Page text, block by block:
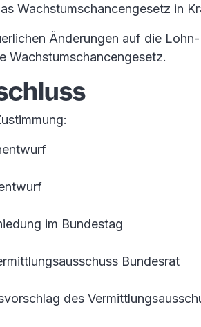
Wachstumschancengesetz in
Änderungen auf die
Wachstumschancengesetz.
im Bundestag
Bundesrat
des